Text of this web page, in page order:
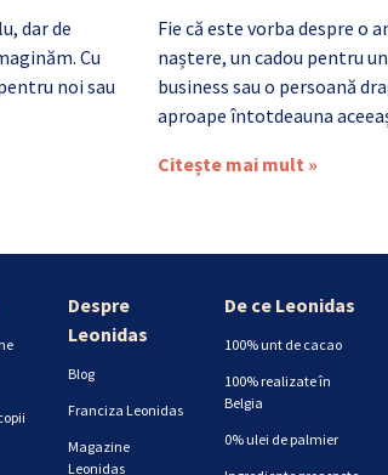
dar de
Cu
noi sau
Fie că este vorba despre o
naștere, un cadou pentru
business sau o persoană
aproape întotdeauna
Citește mai mult »
Despre
Leonidas
Blog
Franciza Leonidas
Magazine
Leonidas
De ce Leonidas
100% unt de cacao
100% realizate în
Belgia
0% ulei de palmier